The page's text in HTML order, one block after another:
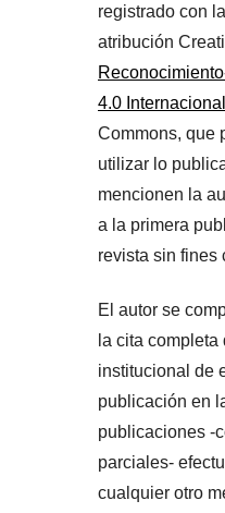
registrado con
atribución
4.0 Internacional
Commons, que
utilizar lo
mencionen la
a la primera
revista sin fines
El autor se
la cita
institucional de
publicación en
publicaciones -
parciales-
cualquier otro